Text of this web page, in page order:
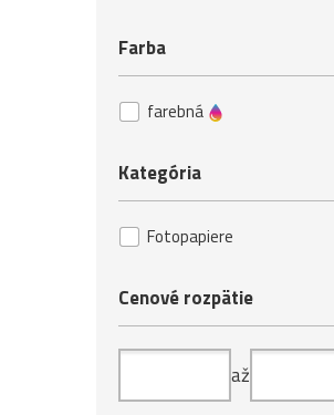
Farba
farebná
Kategória
Fotopapiere
Cenové rozpätie
až